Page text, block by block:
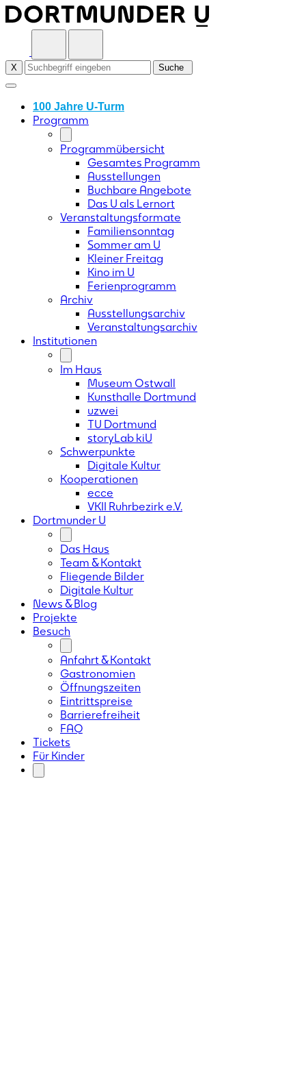
Skip
to
X Suche
100 Jahre U-Turm
Programm
Programmübersicht
Gesamtes Programm
Ausstellungen
Buchbare Angebote
Das U als Lernort
Veranstaltungsformate
Familiensonntag
Sommer am U
Kleiner Freitag
Kino im U
Ferienprogramm
Archiv
Ausstellungsarchiv
Veranstaltungsarchiv
Institutionen
Im Haus
Museum Ostwall
Kunsthalle Dortmund
uzwei
TU Dortmund
storyLab kiU
Schwerpunkte
Digitale Kultur
Kooperationen
ecce
VKII Ruhrbezirk e.V.
Dortmunder U
Das Haus
Team & Kontakt
Fliegende Bilder
Digitale Kultur
News & Blog
Projekte
Besuch
Anfahrt & Kontakt
Gastronomien
Öffnungszeiten
Eintrittspreise
Barrierefreiheit
FAQ
Tickets
Für Kinder